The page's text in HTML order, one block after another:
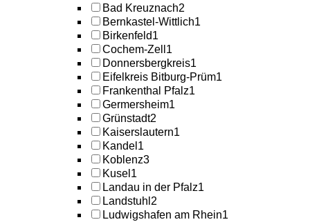
Bad Kreuznach2
Bernkastel-Wittlich1
Birkenfeld1
Cochem-Zell 1
Donnersbergkreis1
Eifelkreis Bitburg-Prüm1
Frankenthal Pfalz1
Germersheim1
Grünstadt2
Kaiserslautern1
Kandel 1
Koblenz3
Kusel 1
Landau in der Pfalz1
Landstuhl 2
Ludwigshafen am Rhein1